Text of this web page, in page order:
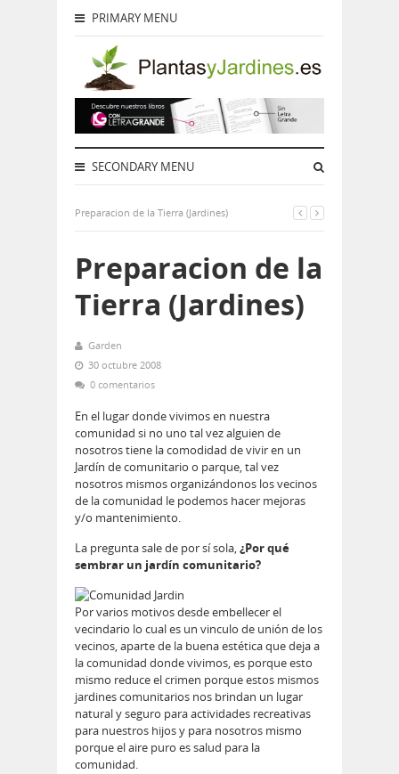
PRIMARY MENU
SECONDARY MENU
Preparacion de la Tierra (Jardines)
Preparacion de la
Tierra (Jardines)
Garden
30 octubre 2008
0 comentarios
En el lugar donde vivimos en nuestra
comunidad si no uno tal vez alguien de
nosotros tiene la comodidad de vivir en un
Jardín de comunitario o parque, tal vez
nosotros mismos organizándonos los vecinos
de la comunidad le podemos hacer mejoras
y/o mantenimiento.
La pregunta sale de por sí sola,¿Por qué
sembrar un jardín comunitario?
Por varios motivos desde embellecer el
vecindario lo cual es un vinculo de unión de los
vecinos, aparte de la buena estética que deja a
la comunidad donde vivimos, es porque esto
mismo reduce el crimen porque estos mismos
jardines comunitarios nos brindan un lugar
natural y seguro para actividades recreativas
para nuestros hijos y para nosotros mismo
porque el aire puro es salud para la
comunidad.